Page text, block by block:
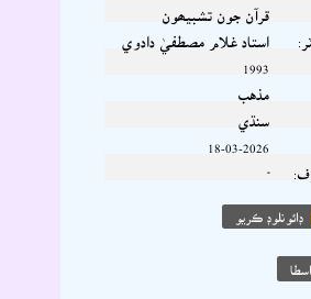
قرآن جون تشبيھون
استاد غلام مصطفيٰ دادوي
مذهب
سنڌي
ڊائونلوڊ ڪريو